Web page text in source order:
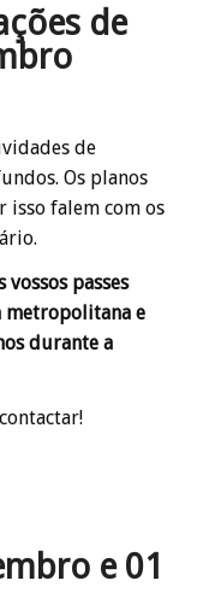
de
de
Os planos
isso falem com os
passes
metropolitana e
durante a
e 01